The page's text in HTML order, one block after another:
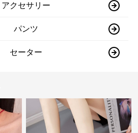
アクセサリー
パンツ
セーター